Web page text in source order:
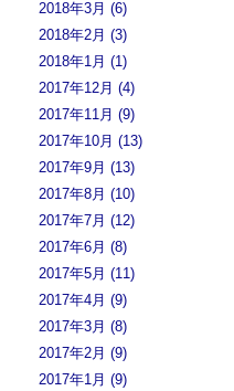
2018年3月 (6)
2018年2月 (3)
2018年1月 (1)
2017年12月 (4)
2017年11月 (9)
2017年10月 (13)
2017年9月 (13)
2017年8月 (10)
2017年7月 (12)
2017年6月 (8)
2017年5月 (11)
2017年4月 (9)
2017年3月 (8)
2017年2月 (9)
2017年1月 (9)